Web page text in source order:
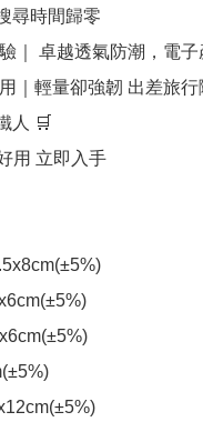
尋時間歸零
｜ 卓越透氣防潮，電子
｜輕量卻強韌 出差旅行
人 🛒
用 立即入手